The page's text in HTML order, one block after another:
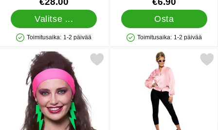
Valitse ...
Saatavuus: Varastossa
Toimitusaika: 1-2 päivää
Osta
Saatavuus: Varastossa
Toimitusaika: 1-2 päivää
80-luvun Korvakorut Salamat Neon Vihreä Clip-on suosikiksi
Merkitse grease Pink Lady